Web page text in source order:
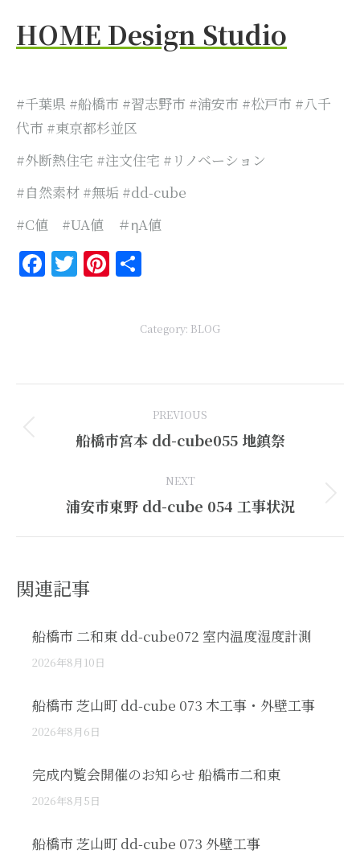
HOME Design Studio
#千葉県 #船橋市 #習志野市 #浦安市 #松戸市 #八千
代市 #東京都杉並区
#外断熱住宅 #注文住宅 #リノベーション
#自然素材 #無垢 #dd-cube
#C値 #UA値 ＃ηA値
Facebook
Twitter
Pinterest
Category: BLOG
PREVIOUS
Previous
船橋市宮本 dd-cube055 地鎮祭
NEXT
Next
浦安市東野 dd-cube 054 工事状況
関連記事
船橋市 二和東 dd-cube072 室内温度湿度計測
2026年8月10日
船橋市 芝山町 dd-cube 073 木工事・外壁工事
2026年8月6日
完成内覧会開催のお知らせ 船橋市二和東
2026年8月5日
船橋市 芝山町 dd-cube 073 外壁工事